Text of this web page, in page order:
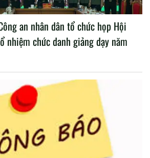
an nhân dân tổ chức họp Hội
nhiệm chức danh giảng dạy năm